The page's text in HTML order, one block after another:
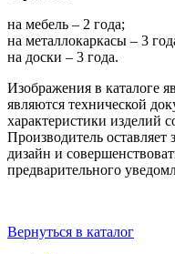
на мебель – 2 года;
на металлокаркасы – 3
на доски – 3 года.
Изображения в каталоге
являются технической
характеристики изделий
Производитель оставляет
дизайн и
предварительного
Вернуться в каталог